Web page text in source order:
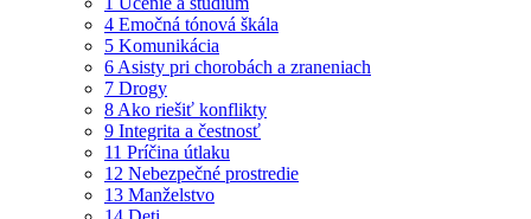
4 Emočná tónová škála
5 Komunikácia
6 Asisty pri chorobách a zraneniach
7 Drogy
8 Ako riešiť konflikty
9 Integrita a čestnosť
11 Príčina útlaku
12 Nebezpečné prostredie
13 Manželstvo